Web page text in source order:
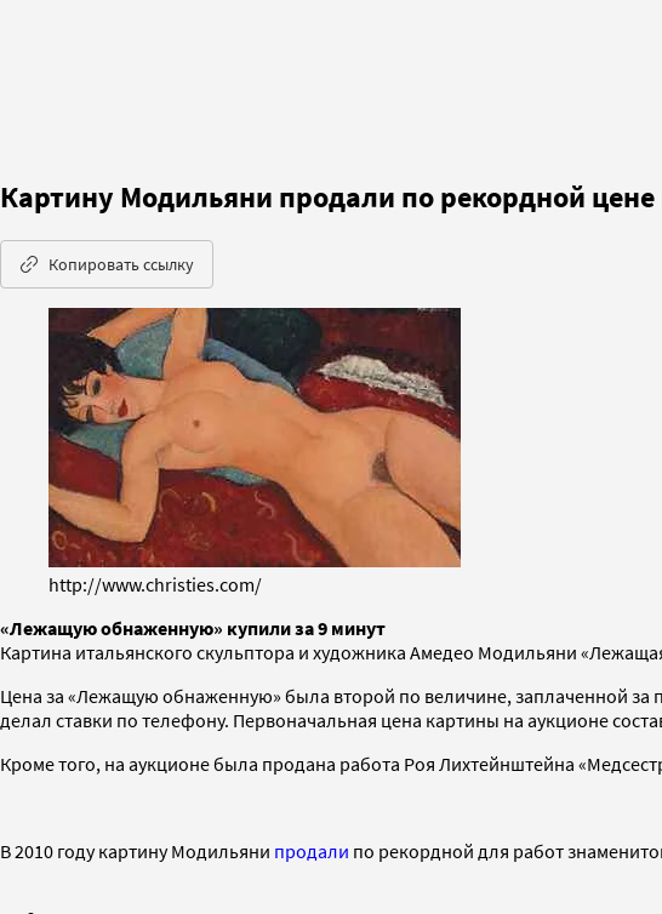
Картину Модильяни продали по рекордной
Копировать ссылку
http://www.christies.com/
«Лежащую обнаженную» купили за 9 минут
Картина итальянского скульптора и художника Амедео Модильяни
Цена за «Лежащую обнаженную» была второй по величине, заплаченной за
делал ставки по телефону. Первоначальная цена картины на аукционе
Кроме того, на аукционе была продана работа Роя Лихтейнштейна
В 2010 году картину Модильяни продали по рекордной для работ